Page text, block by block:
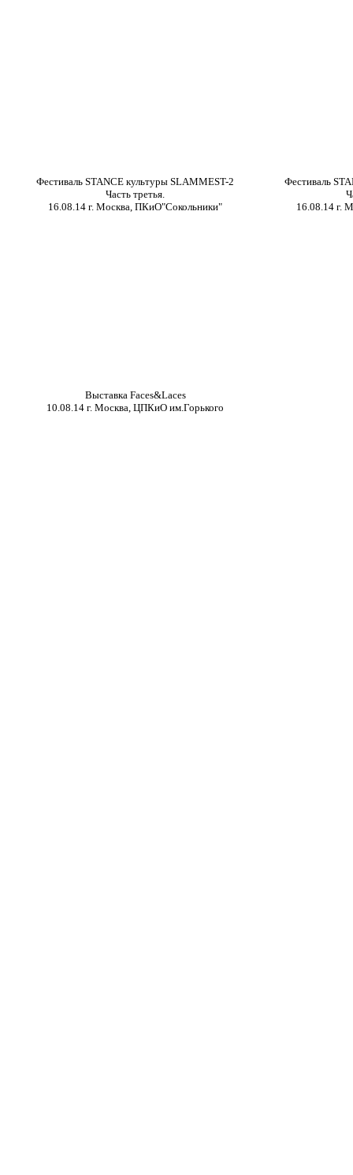
Фестиваль STANCE культуры SLAMMEST-2
Часть третья.
16.08.14 г. Москва, ПКиО"Сокольники"
Фестиваль
16.08.14 г.
Выставка Faces&Laces
10.08.14 г. Москва, ЦПКиО им.Горького